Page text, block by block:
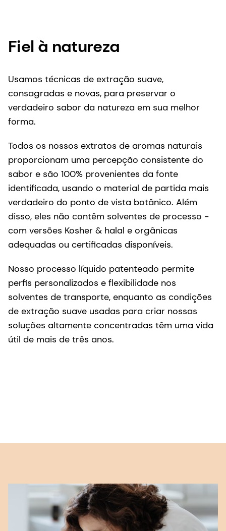
verdadeiro sabor da natureza em sua melhor
forma.
Todos os nossos extratos de aromas naturais
proporcionam uma percepção consistente do
sabor e são 100% provenientes da fonte
identificada, usando o material de partida mais
disso, eles não contêm solventes de processo -
com versões Kosher & halal e orgânicas
adequadas ou certificadas disponíveis.
Nosso processo líquido patenteado permite
perfis personalizados e flexibilidade nos
solventes de transporte, enquanto as condições
de extração suave usadas para criar nossas
útil de mais de três anos.